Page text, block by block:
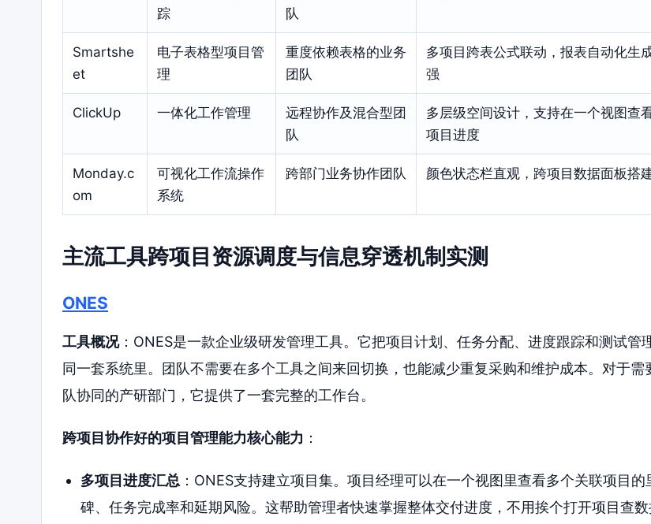
踪
队
Smartshe
et
电子表格型项目管
理
重度依赖表格的业务
团队
多项目跨表公式联动，报表自动化生
强
ClickUp 一体化工作管理
远程协作及混合型团
队
多层级空间设计，支持在一个视图查
项目进度
Monday.c
om
可视化工作流操作
系统
跨部门业务协作团队 颜色状态栏直观，跨项目数据面板搭
主流工具跨项目资源调度与信息穿透机制实测
ONES
工具概况：ONES是一款企业级研发管理工具。它把项目计划、任务分配、进度跟踪和测试管
同一套系统里。团队不需要在多个工具之间来回切换，也能减少重复采购和维护成本。对于需
队协同的产研部门，它提供了一套完整的工作台。
跨项目协作好的项目管理能力核心能力 ：
多项目进度汇总：ONES支持建立项目集。项目经理可以在一个视图里查看多个关联项目的
碑、任务完成率和延期风险。这帮助管理者快速掌握整体交付进度，不用挨个打开项目查数